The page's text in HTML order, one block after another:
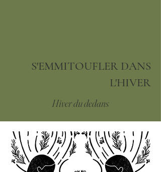
S'EMMITOUFLER DANS
L'HIVER
Hiver du dedans